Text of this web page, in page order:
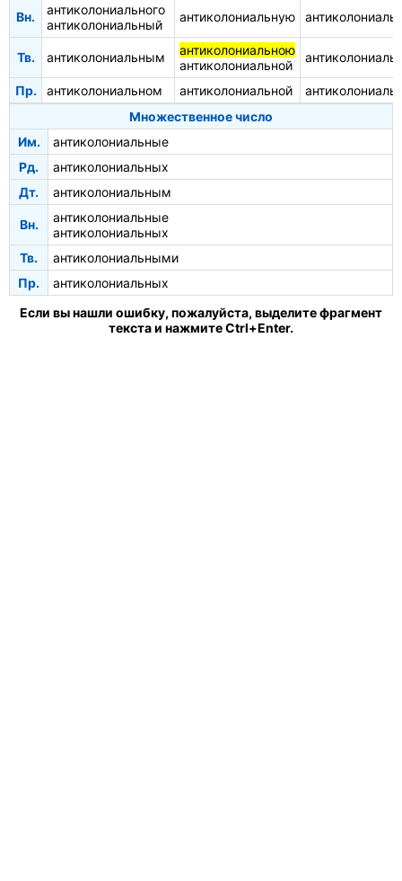
Вн.
антиколониального
антиколониальный
антиколониальную
Тв. антиколониальным
антиколониальною
антиколониальной
Пр. антиколониальном антиколониальной
Множественное число
Им.
антиколониальные
Рд.
антиколониальных
Дт.
антиколониальным
Вн.
антиколониальные
антиколониальных
Тв.
антиколониальными
Пр.
антиколониальных
Если вы нашли ошибку, пожалуйста, выделите фрагмент
текста и нажмите Ctrl+Enter.